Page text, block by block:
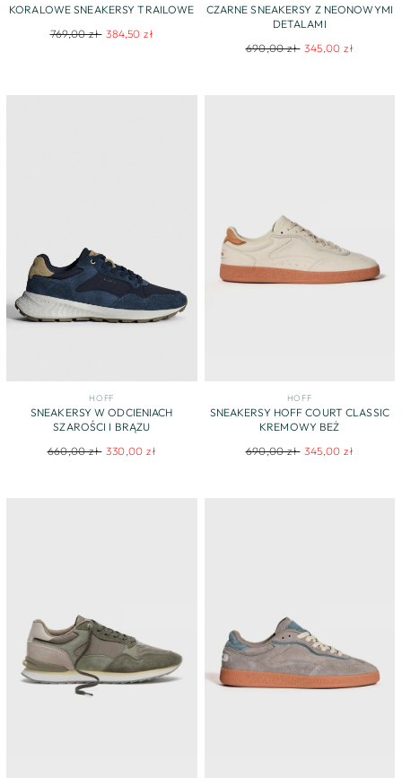
KORALOWE SNEAKERSY TRAILOWE
Regular
769,00 zł Sale
384,50 zł
CZARNE SNEAKERSY Z NEONOWYMI
DETALAMI
Regular
690,00 zł Sale
345,00 zł
HOFF
SNEAKERSY W ODCIENIACH
SZAROŚCI I BRĄZU
Regular
660,00 zł Sale
330,00 zł
HOFF
SNEAKERSY HOFF COURT CLASSIC
KREMOWY BEŻ
Regular
690,00 zł Sale
345,00 zł